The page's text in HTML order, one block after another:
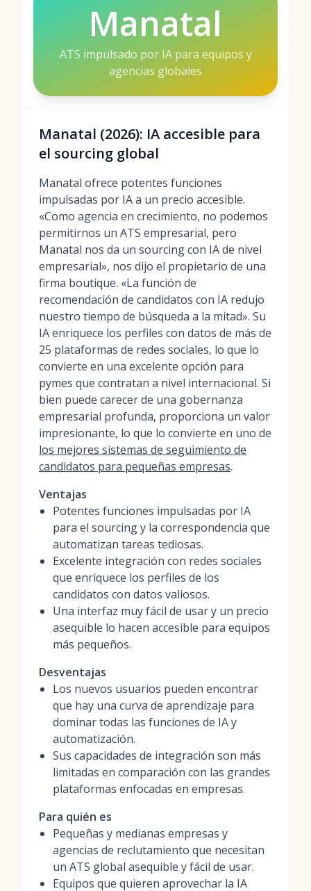
Manatal
ATS impulsado por IA para equipos y
agencias globales
Manatal (2026): IA accesible para
el sourcing global
Manatal ofrece potentes funciones
impulsadas por IA a un precio accesible.
«Como agencia en crecimiento, no podemos
permitirnos un ATS empresarial, pero
Manatal nos da un sourcing con IA de nivel
empresarial», nos dijo el propietario de una
firma boutique. «La función de
recomendación de candidatos con IA redujo
nuestro tiempo de búsqueda a la mitad». Su
IA enriquece los perfiles con datos de más de
25 plataformas de redes sociales, lo que lo
convierte en una excelente opción para
pymes que contratan a nivel internacional. Si
bien puede carecer de una gobernanza
empresarial profunda, proporciona un valor
impresionante, lo que lo convierte en uno de
los mejores sistemas de seguimiento de
candidatos para pequeñas empresas.
Ventajas
Potentes funciones impulsadas por IA
para el sourcing y la correspondencia que
automatizan tareas tediosas.
Excelente integración con redes sociales
que enriquece los perfiles de los
candidatos con datos valiosos.
Una interfaz muy fácil de usar y un precio
asequible lo hacen accesible para equipos
más pequeños.
Desventajas
Los nuevos usuarios pueden encontrar
que hay una curva de aprendizaje para
dominar todas las funciones de IA y
automatización.
Sus capacidades de integración son más
limitadas en comparación con las grandes
plataformas enfocadas en empresas.
Para quién es
Pequeñas y medianas empresas y
agencias de reclutamiento que necesitan
un ATS global asequible y fácil de usar.
Equipos que quieren aprovechar la IA